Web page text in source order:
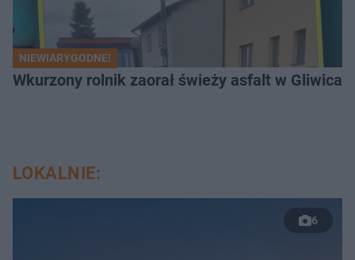
NIEWIARYGODNE!
Wkurzony rolnik zaorał świeży asfalt w
LOKALNIE:
6